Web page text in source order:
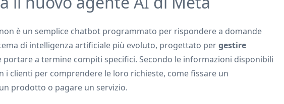
non è un semplice chatbot programmato per rispondere a domande
di intelligenza artificiale più evoluto, progettato pergestire
portare a termine compiti specifici. Secondo le informazioni disponibili
i clienti per comprendere le loro richieste, come fissare un
prodotto o pagare un servizio.